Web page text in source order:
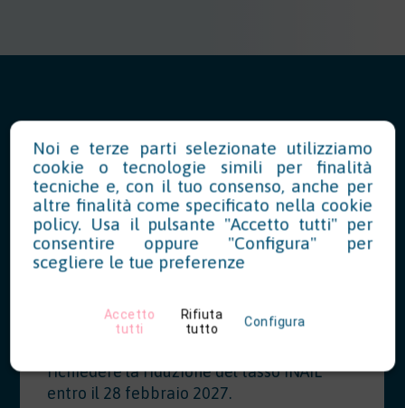
News in Evidenza
Modello OT23 2027: riduzione del
tasso INAIL per prevenzione
Le aziende che hanno realizzato
richiedere la riduzione del tasso INAIL
entro il 28 febbraio 2027.
Noi e terze parti selezionate utilizziamo
cookie o tecnologie simili per finalità
tecniche e, con il tuo consenso, anche per
altre finalità come specificato nella cookie
policy. Usa il pulsante "Accetto tutti" per
consentire oppure "Configura" per
scegliere le tue preferenze
Accetto
tutti
Rifiuta
tutto
Configura